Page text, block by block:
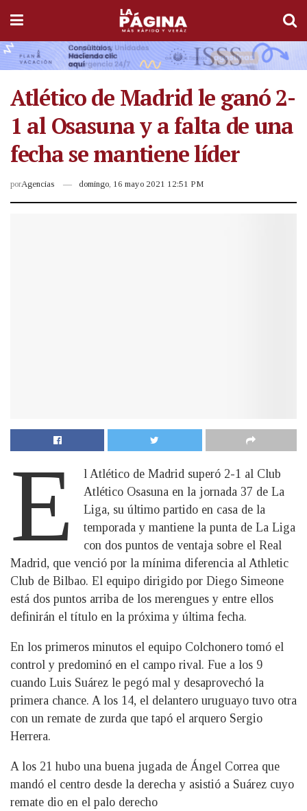
Atlético de Madrid le ganó 2-
1 al Osasuna y a falta de una
fecha se mantiene líder
porAgencias domingo, 16 mayo 2021 12:51 PM
E
l Atlético de Madrid superó 2-1 al Club
Atlético Osasuna en la jornada 37 de La
Liga, su último partido en casa de la
temporada y mantiene la punta de La Liga
con dos puntos de ventaja sobre el Real
Madrid, que venció por la mínima diferencia al Athletic
Club de Bilbao. El equipo dirigido por Diego Simeone
está dos puntos arriba de los merengues y entre ellos
definirán el título en la próxima y última fecha.
En los primeros minutos el equipo Colchonero tomó el
control y predominó en el campo rival. Fue a los 9
cuando Luis Suárez le pegó mal y desaprovechó la
primera chance. A los 14, el delantero uruguayo tuvo otra
con un remate de zurda que tapó el arquero Sergio
Herrera.
A los 21 hubo una buena jugada de Ángel Correa que
mandó el centro desde la derecha y asistió a Suárez cuyo
remate dio en el palo derecho